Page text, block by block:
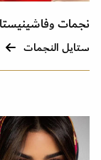
نجمات
ستايل النجمات